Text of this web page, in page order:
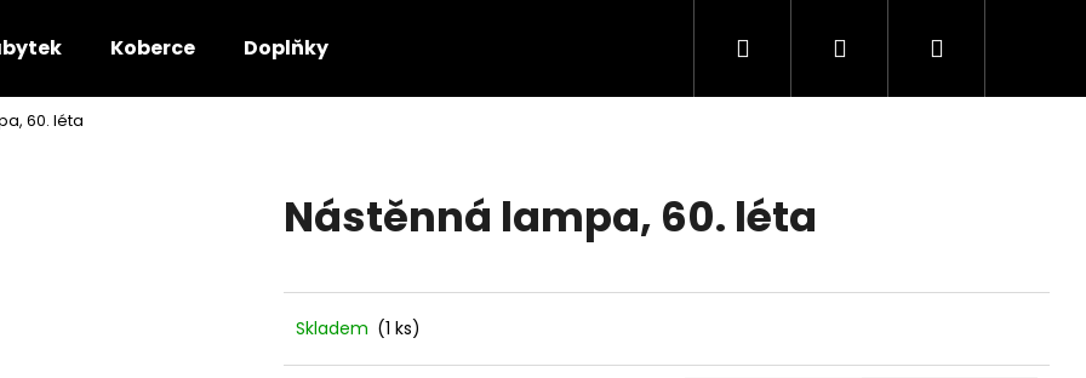
Koberce Doplňky Hledat PřihlášeníNákupní
60. léta
Nástěnná lampa, 60. léta
Skladem (1 ks)
Co potřebujete najít?
HLEDAT